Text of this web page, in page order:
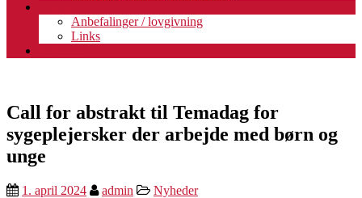
Anbefalinger / lovgivning
Links
Call for abstrakt til Temadag for
sygeplejersker der arbejde med børn og
unge
1. april 2024 admin
Nyheder